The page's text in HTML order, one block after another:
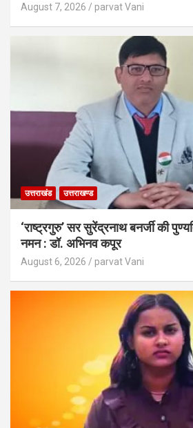
August 7, 2026 parvat Vani
उत्तराखंड उत्तराखण्ड
‘राष्ट्रगुरु’ सर सुरेंद्रनाथ बनर्जी की
नमन : डॉ. अभिनव कपूर
August 6, 2026 parvat Vani